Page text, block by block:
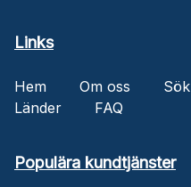
Links
Hem Om oss Sök
Länder
FAQ
Populära kundtjänster